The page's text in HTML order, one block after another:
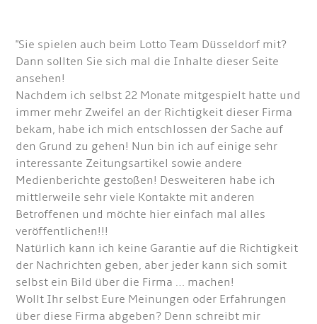
"Sie spielen auch beim Lotto Team Düsseldorf mit?
Dann sollten Sie sich mal die Inhalte dieser Seite
ansehen!
Nachdem ich selbst 22 Monate mitgespielt hatte und
immer mehr Zweifel an der Richtigkeit dieser Firma
bekam, habe ich mich entschlossen der Sache auf
den Grund zu gehen! Nun bin ich auf einige sehr
interessante Zeitungsartikel sowie andere
Medienberichte gestoßen! Desweiteren habe ich
mittlerweile sehr viele Kontakte mit anderen
Betroffenen und möchte hier einfach mal alles
veröffentlichen!!!
Natürlich kann ich keine Garantie auf die Richtigkeit
der Nachrichten geben, aber jeder kann sich somit
selbst ein Bild über die Firma … machen!
Wollt Ihr selbst Eure Meinungen oder Erfahrungen
über diese Firma abgeben? Denn schreibt mir